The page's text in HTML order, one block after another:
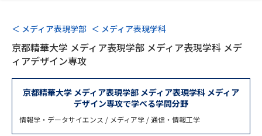
配慮案内」の請求
幼稚園教員資格認定試験 小学校教員資格認定試験
高等学校（情報）教員資格認定
試験
大学研究 大学検索
＜ メディア表現学部 ＜ メディア表現学科
京都精華大学 メディア表現学部 メディア表現学科 メデ
ィアデザイン専攻
京都精華大学 メディア表現学部 メディア表現学科 メディア
デザイン専攻で学べる学問分野
情報学・データサイエンス / メディア学 / 通信・情報工学